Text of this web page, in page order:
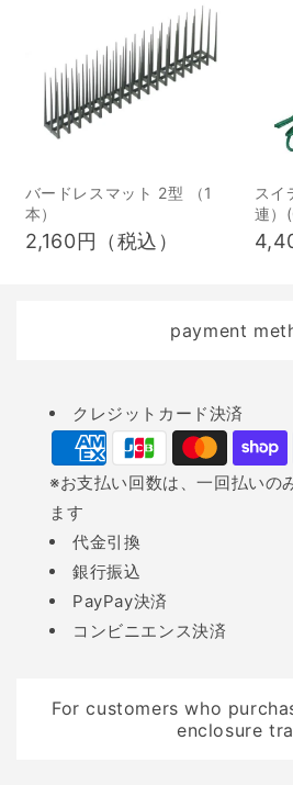
ましょう。 イノシシは食
欲旺盛で、特に収穫期の
農作物に甚大な被害をも
たらすことがあります。
広範囲に耕地を荒らして
没するケースも増えてき
ました。山間部だけでな
く、都市近郊でも目撃情
きな不安要素となってい
間の生活圏の拡大が挙げ
られます。山林が宅地開
発や農地拡張で減少し、
生息域が狭まることで、
イノシシが人間の暮らす
場所へと出没しやすくな
っているのです。 また、
イノシシは適応力が高い
何度も同じ場所へ訪れる
て
た
化
（
適
強
外
と
バードレスマット 2型 （1
本）
2,160円（税込）
スイ
連）
payment
methods
クレジットカード決済
※お支払い回数は、一回払いの
ます
代金引換
銀行振込
PayPay決済
コンビニエンス決済
For customers who
enclosure